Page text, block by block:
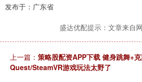
发布于：广东省
盛达优配提示：文章来自
上一篇： 策略股配资APP下载 健身跳舞+
Quest/SteamVR游戏玩法太野了